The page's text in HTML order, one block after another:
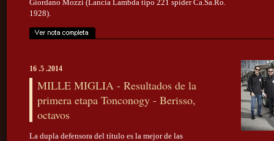
Giordano Mozzi (Lancia Lambda tipo 221 spider Ca.Sa.Ro.
1928).
16 .5 .2014
MILLE MIGLIA - Resultados de la
primera etapa Tonconogy - Berisso,
octavos
La dupla defensora del título es la mejor de las